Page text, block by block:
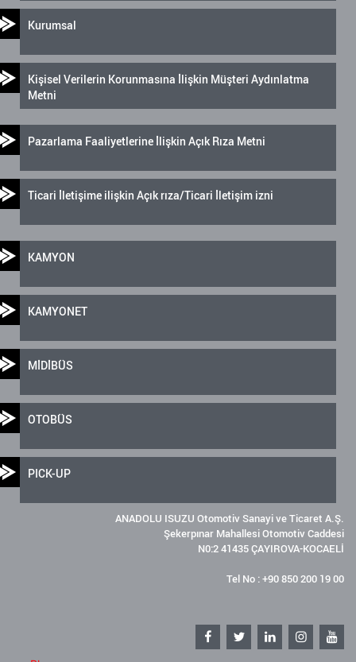
Kurumsal
Kişisel Verilerin Korunmasına İlişkin Müşteri Aydınlatma
Metni
Pazarlama Faaliyetlerine İlişkin Açık Rıza Metni
Ticari İletişime ilişkin Açık rıza/Ticari İletişim izni
KAMYON
KAMYONET
MİDİBÜS
OTOBÜS
PICK-UP
ANADOLU ISUZU Otomotiv Sanayi ve Ticaret A.Ş.
Şekerpınar Mahallesi Otomotiv Caddesi
N0:2 41435 ÇAYIROVA-KOCAELİ
Tel No : +90 850 200 19 00